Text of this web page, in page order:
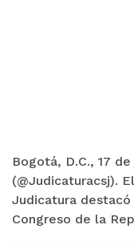
Bogotá, D.C., 17
(@Judicaturacsj).
Judicatura
Congreso de la